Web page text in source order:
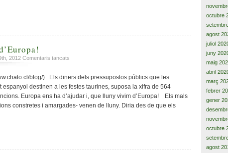
de
Catalunya,
l’injust
i
la
menys
2012 Comentaris tancats
lluny
blog/) Els diners dels pressupostos públics que les
espanyol destinen a les festes taurines, suposa la xifra de 564
Europa ens ha d’ajudar i, que lluny vivim d’Europa! Els mals
constretes i amargades- venen de lluny. Diria des de que els
octubre
agost
juliol
juny
maig
abril
març
febrer
gener
octubre
agost